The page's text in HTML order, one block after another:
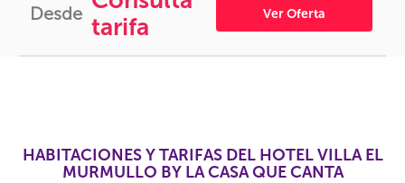
Desde tarifa
Ver Oferta
HABITACIONES Y TARIFAS DEL HOTEL VILLA EL
MURMULLO BY LA CASA QUE CANTA